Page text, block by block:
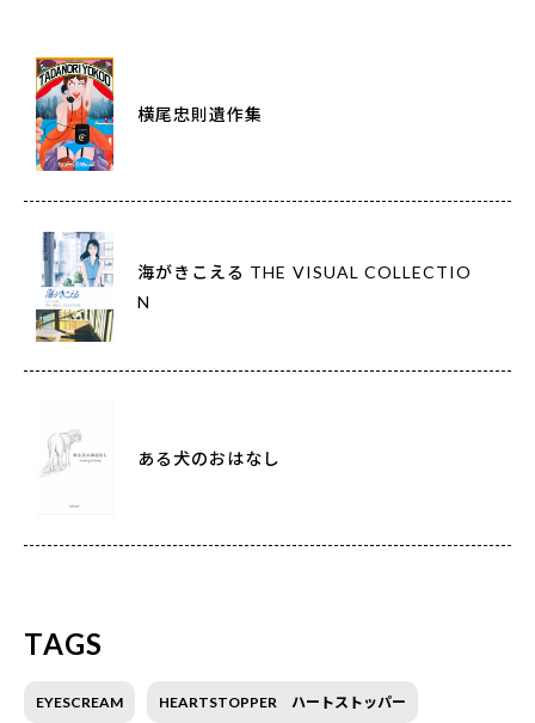
横尾忠則遺作集
海がきこえる THE VISUAL COLLECTIO
N
ある犬のおはなし
TAGS
EYESCREAM HEARTSTOPPER ハートストッパー